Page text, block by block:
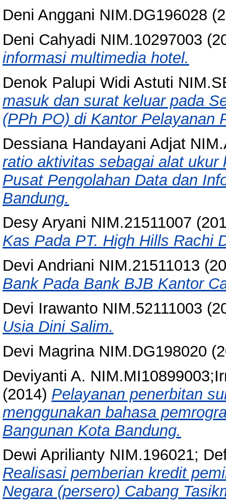
Deni Anggani NIM.DG196028
Deni Cahyadi NIM.10297003
informasi multimedia hotel.
Denok Palupi Widi Astuti
masuk dan surat keluar pada
(PPh PO) di Kantor Pelayanan
Dessiana Handayani Adjat
ratio aktivitas sebagai alat
Pusat Pengolahan Data dan
Bandung.
Desy Aryani NIM.21511007
Kas Pada PT. High Hills Rachi
Devi Andriani NIM.21511013
Bank Pada Bank BJB Kantor
Devi Irawanto NIM.52111003
Usia Dini Salim.
Devi Magrina NIM.DG198020
Deviyanti A.
(2014) Pelayanan penerbitan
menggunakan bahasa
Bangunan Kota Bandung.
Dewi Aprilianty NIM.196021;
Realisasi pemberian kredit
Negara (persero) Cabang